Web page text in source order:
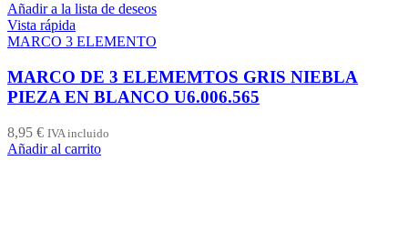
Añadir a la lista de deseos
Vista rápida
MARCO 3 ELEMENTO
MARCO DE 3 ELEMEMTOS GRIS NIEBLA
PIEZA EN BLANCO U6.006.565
8,95 € IVA incluido
Añadir al carrito